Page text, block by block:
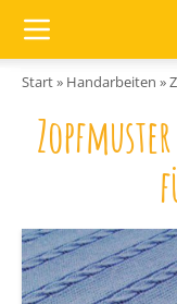
Start» Handarbeiten »